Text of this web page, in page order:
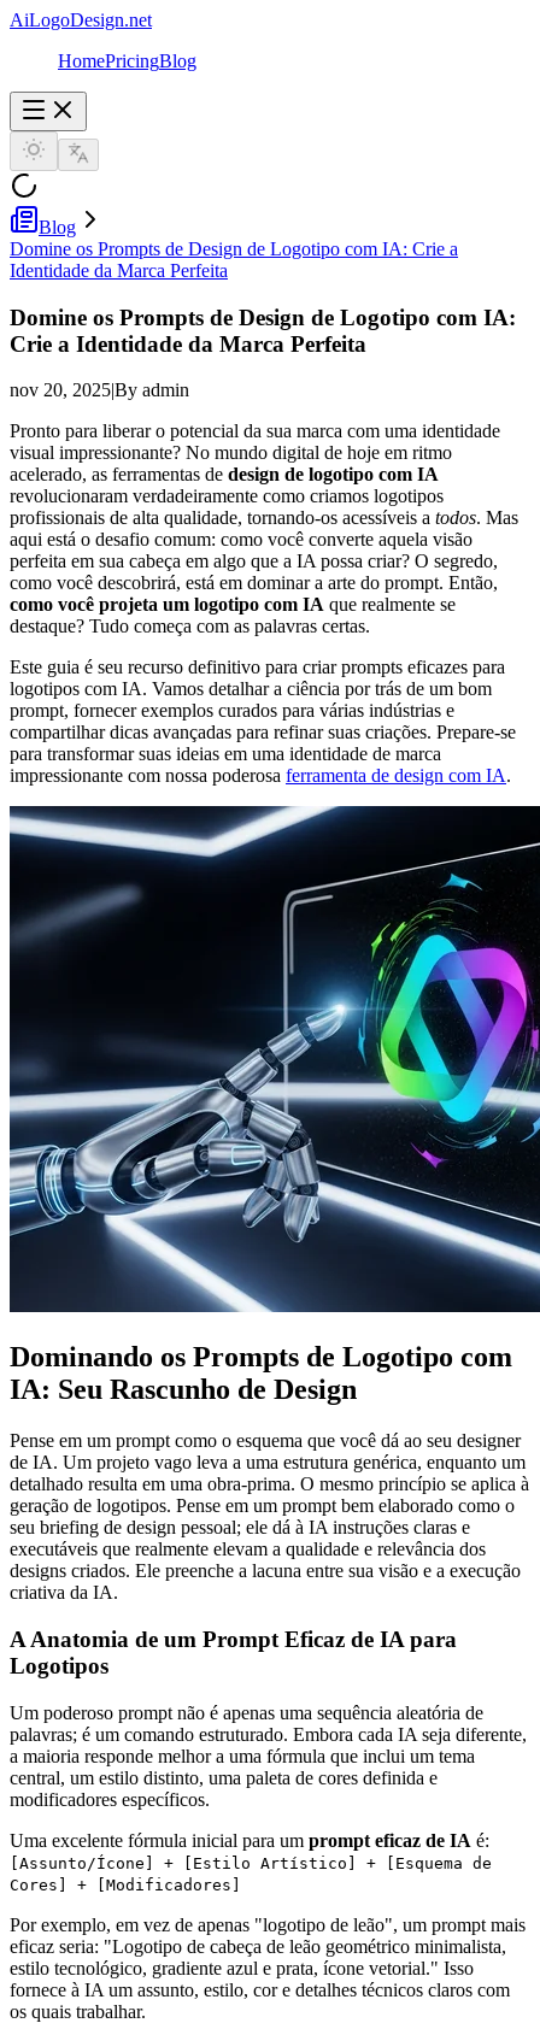
AiLogoDesign.net
HomePricingBlog
Blog
Domine os Prompts de Design de Logotipo com IA: Crie a
Identidade da Marca Perfeita
Domine os Prompts de Design de Logotipo com IA:
Crie a Identidade da Marca Perfeita
nov 20, 2025|By admin
Pronto para liberar o potencial da sua marca com uma identidade
visual impressionante? No mundo digital de hoje em ritmo
acelerado, as ferramentas de design de logotipo com IA
revolucionaram verdadeiramente como criamos logotipos
profissionais de alta qualidade, tornando-os acessíveis a todos. Mas
aqui está o desafio comum: como você converte aquela visão
perfeita em sua cabeça em algo que a IA possa criar? O segredo,
como você descobrirá, está em dominar a arte do prompt. Então,
como você projeta um logotipo com IA que realmente se
destaque? Tudo começa com as palavras certas.
Este guia é seu recurso definitivo para criar prompts eficazes para
logotipos com IA. Vamos detalhar a ciência por trás de um bom
prompt, fornecer exemplos curados para várias indústrias e
compartilhar dicas avançadas para refinar suas criações. Prepare-se
para transformar suas ideias em uma identidade de marca
impressionante com nossa poderosa ferramenta de design com IA.
Dominando os Prompts de Logotipo com
IA: Seu Rascunho de Design
Pense em um prompt como o esquema que você dá ao seu designer
de IA. Um projeto vago leva a uma estrutura genérica, enquanto um
detalhado resulta em uma obra-prima. O mesmo princípio se aplica à
geração de logotipos. Pense em um prompt bem elaborado como o
seu briefing de design pessoal; ele dá à IA instruções claras e
executáveis que realmente elevam a qualidade e relevância dos
designs criados. Ele preenche a lacuna entre sua visão e a execução
criativa da IA.
A Anatomia de um Prompt Eficaz de IA para
Logotipos
Um poderoso prompt não é apenas uma sequência aleatória de
palavras; é um comando estruturado. Embora cada IA seja diferente,
a maioria responde melhor a uma fórmula que inclui um tema
central, um estilo distinto, uma paleta de cores definida e
modificadores específicos.
Uma excelente fórmula inicial para um prompt eficaz de IA é:
[Assunto/Ícone] + [Estilo Artístico] + [Esquema de
Cores] + [Modificadores]
Por exemplo, em vez de apenas "logotipo de leão", um prompt mais
eficaz seria: "Logotipo de cabeça de leão geométrico minimalista,
estilo tecnológico, gradiente azul e prata, ícone vetorial." Isso
fornece à IA um assunto, estilo, cor e detalhes técnicos claros com
os quais trabalhar.